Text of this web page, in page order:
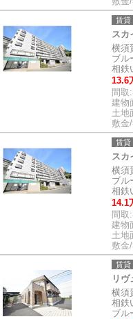
賃貸
スカ
横須
ブル
相鉄
13.6
間取:
建物
土地
敷金
賃貸
スカ
横須
ブル
相鉄
14.1
間取:
建物
土地
敷金
賃貸
リヴ
横須
相鉄
ブル